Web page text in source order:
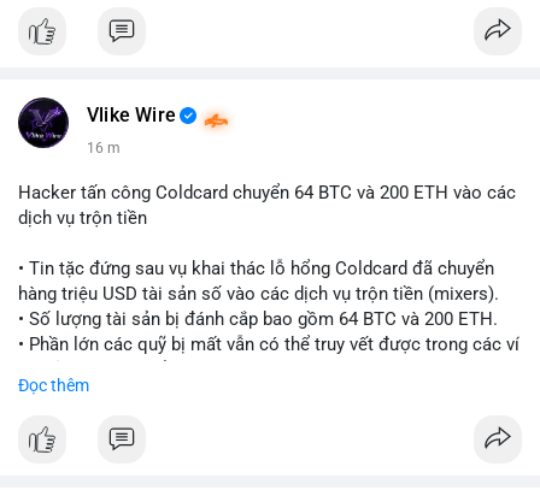
Vlike Wire
16 m
Hacker tấn công Coldcard chuyển 64 BTC và 200 ETH vào các
dịch vụ trộn tiền
• Tin tặc đứng sau vụ khai thác lỗ hổng Coldcard đã chuyển
hàng triệu USD tài sản số vào các dịch vụ trộn tiền (mixers).
• Số lượng tài sản bị đánh cắp bao gồm 64 BTC và 200 ETH.
• Phần lớn các quỹ bị mất vẫn có thể truy vết được trong các ví
#cryptonews
Đọc thêm